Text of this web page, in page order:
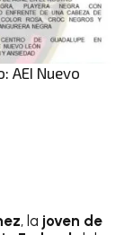
AEI Nuevo
, la joven de